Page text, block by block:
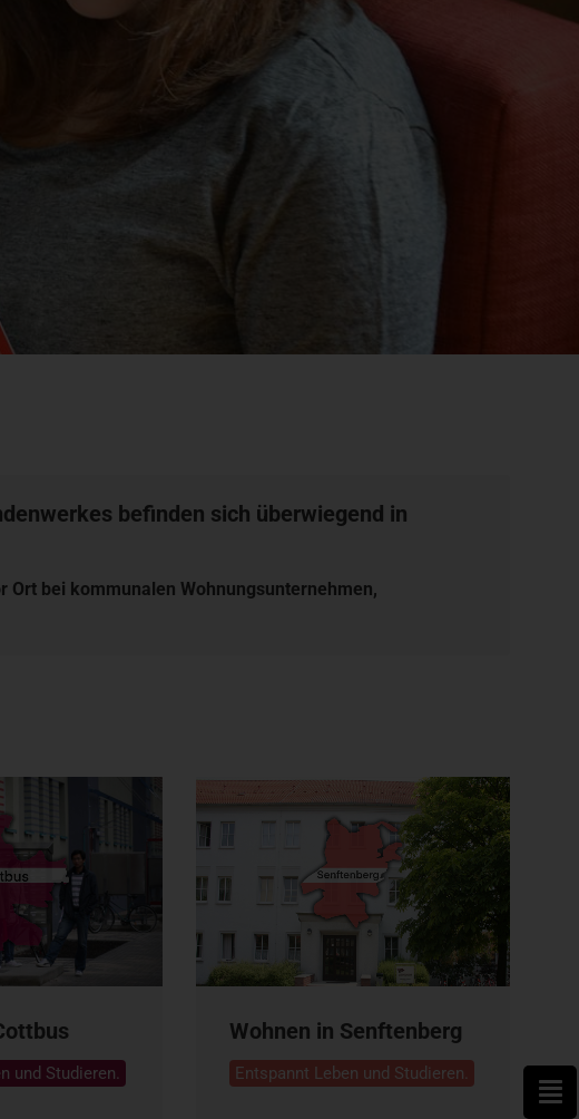
befinden sich überwiegend in
bei kommunalen Wohnungsunternehmen,
und Studieren.
Wohnen in Senftenberg
Entspannt Leben und Studieren.